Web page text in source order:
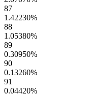
87
1.42230%
88
1.05380%
89
0.30950%
90
0.13260%
91
0.04420%